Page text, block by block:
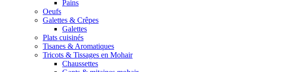
Pains
Oeufs
Galettes & Crêpes
Galettes
Plats cuisinés
Tisanes & Aromatiques
Tricots & Tissages en Mohair
Chaussettes